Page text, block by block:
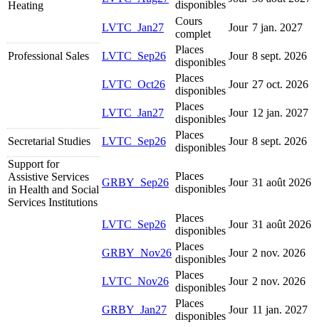
Heating
disponibles
LVTC_Jan27
Cours
complet
Jour 7 jan. 2027
Professional Sales LVTC_Sep26
Places
disponibles
Jour 8 sept. 2026
LVTC_Oct26
Places
disponibles
Jour 27 oct. 2026
LVTC_Jan27
Places
disponibles
Jour 12 jan. 2027
Secretarial Studies LVTC_Sep26
Places
disponibles
Jour 8 sept. 2026
Support for
Assistive Services
in Health and Social
Services Institutions
GRBY_Sep26
Places
disponibles
Jour 31 août 2026
LVTC_Sep26
Places
disponibles
Jour 31 août 2026
GRBY_Nov26
Places
disponibles
Jour 2 nov. 2026
LVTC_Nov26
Places
disponibles
Jour 2 nov. 2026
GRBY_Jan27
Places
disponibles
Jour 11 jan. 2027